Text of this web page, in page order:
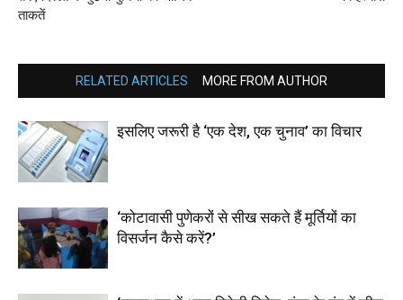
ताकतें
RELATED ARTICLES MORE FROM AUTHOR
इसलिए जरूरी है ‘एक देश, एक चुनाव’ का विचार
‘कोटावासी पुणेकरों से सीख सकते हैं मूर्तियों का
विसर्जन कैसे करें?’